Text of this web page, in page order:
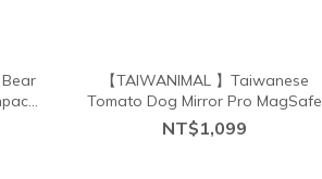
Bear
【TAIWANIMAL 】Taiwanese
Tomato Dog Mirror Pro MagSafe
iPhone Impact Case
NT$1,099